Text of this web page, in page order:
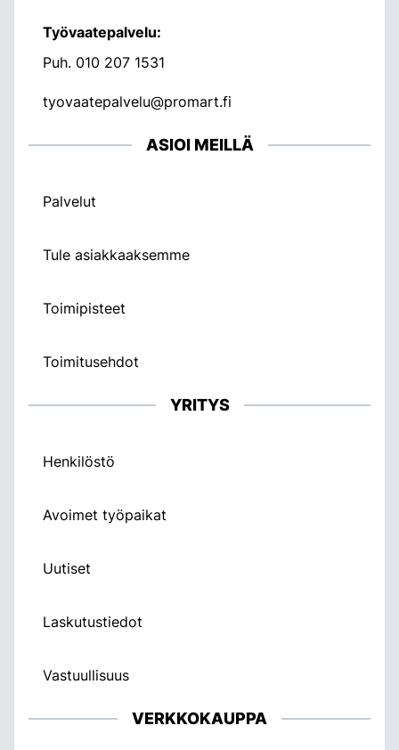
Työvaatepalvelu:
Puh. 010 207 1531
tyovaatepalvelu@promart.fi
ASIOI MEILLÄ
Palvelut
Tule asiakkaaksemme
Toimipisteet
Toimitusehdot
YRITYS
Henkilöstö
Avoimet työpaikat
Uutiset
Laskutustiedot
Vastuullisuus
VERKKOKAUPPA